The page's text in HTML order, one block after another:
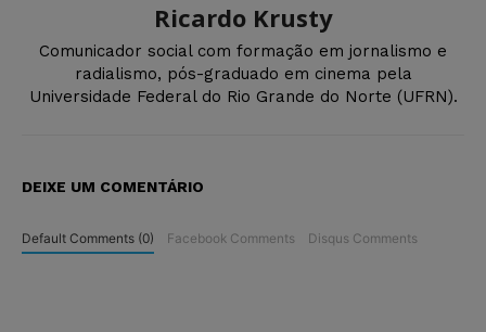
Ricardo Krusty
Comunicador social com formação em jornalismo e
radialismo, pós-graduado em cinema pela
Universidade Federal do Rio Grande do Norte (UFRN).
DEIXE UM COMENTÁRIO
Default Comments (0) Facebook Comments Disqus Comments